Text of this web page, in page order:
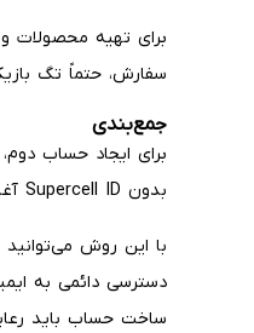
برای تهیه محصولات
سفارش، حتماً تگ
جمع‌بندی
بدون Supercell ID آغاز کنید. سپس دهکده تازه را با یک ایمیل متفاوت ذخیره کنید.
با این روش
دسترسی دائمی به
ساخت حساب باید